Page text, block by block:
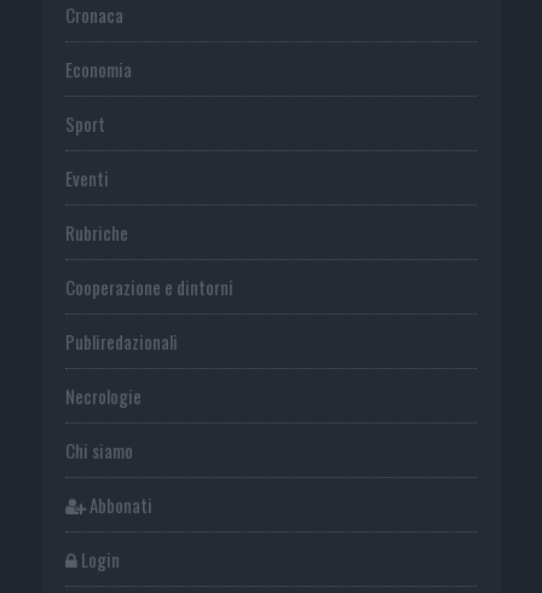
Cronaca
Economia
Sport
Eventi
Rubriche
Cooperazione e dintorni
Publiredazionali
Necrologie
Chi siamo
Abbonati
Login